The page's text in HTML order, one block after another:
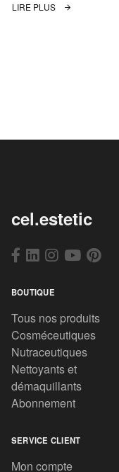
LIRE PLUS
cel.estetic
BOUTIQUE
Tous nos produits
Cosméceutiques
Nutraceutiques
Nettoyants et
démaquillants
Abonnement
SERVICE CLIENT
Mon compte